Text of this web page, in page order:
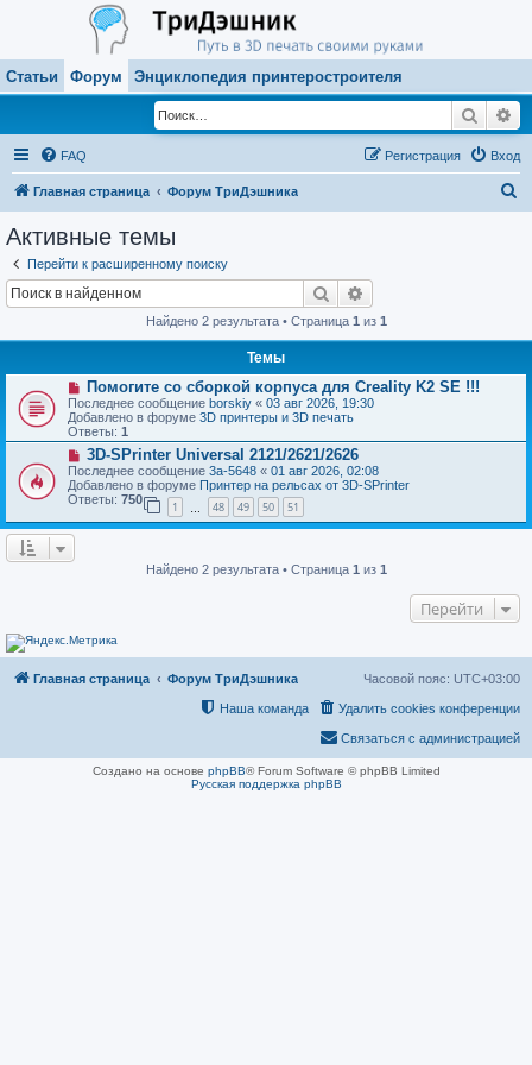
Статьи Форум Энциклопедия принтеростроителя
Поиск
FAQ Вход
Регистрация
Главная страница Форум ТриДэшника
Активные темы
Перейти к расширенному поиску
Поиск
Найдено 2 результата • Страница 1 из 1
Темы
Н
о
в
о
е
с
о
о
б
е
Помогите со сборкой корпуса для Creality K2 SE !!!
Последнее сообщение borskiy « 03 авг 2026, 19:30
Добавлено в форуме 3D принтеры и 3D печать
Ответы: 1
Н
о
в
о
е
с
е
3D-SPrinter Universal 2121/2621/2626
Последнее сообщение 3a-5648 « 01 авг 2026, 02:08
Добавлено в форуме Принтер на рельсах от 3D-SPrinter
Ответы: 750
1 48 49 50 51
Найдено 2 результата • Страница 1 из 1
Перейти
Главная страница Форум ТриДэшника Часовой пояс: UTC+03:00
Удалить cookies конференции
Наша команда
Связаться с администрацией
Создано на основе phpBB® Forum Software © phpBB Limited
Русская поддержка phpBB